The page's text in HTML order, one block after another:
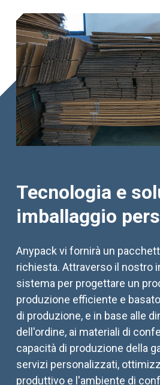
Tecnologia e
imballaggio
Anypack vi fornirà un
richiesta. Attraverso il nostro
sistema per progettare un
produzione efficiente e
di produzione, e in base alle
dell'ordine, ai materiali di
capacità di produzione della
servizi personalizzati,
produttivo e l'ambiente di